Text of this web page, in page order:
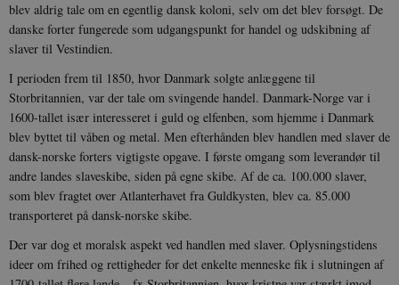
blev aldrig tale om en egentlig dansk koloni, selv om det blev forsøgt. De
danske forter fungerede som udgangspunkt for handel og udskibning af
slaver til Vestindien.
I perioden frem til 1850, hvor Danmark solgte anlæggene til
Storbritannien, var der tale om svingende handel. Danmark-Norge var i
1600-tallet især interesseret i guld og elfenben, som hjemme i Danmark
blev byttet til våben og metal. Men efterhånden blev handlen med slaver de
dansk-norske forters vigtigste opgave. I første omgang som leverandør til
andre landes slaveskibe, siden på egne skibe. Af de ca. 100.000 slaver,
som blev fragtet over Atlanterhavet fra Guldkysten, blev ca. 85.000
transporteret på dansk-norske skibe.
Der var dog et moralsk aspekt ved handlen med slaver. Oplysningstidens
ideer om frihed og rettigheder for det enkelte menneske fik i slutningen af